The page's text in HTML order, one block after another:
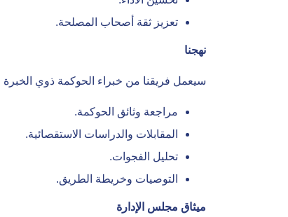
تعزيز ثقة أصحاب المصلحة.
نهجنا
سيعمل فريقنا من خبراء الحوكمة ذوي
مراجعة وثائق الحوكمة.
المقابلات والدراسات الاستقصائية.
تحليل الفجوات.
التوصيات وخريطة الطريق.
ميثاق مجلس الإدارة